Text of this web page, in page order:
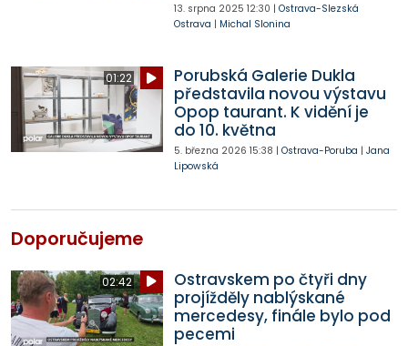
13. srpna 2025 12:30 | Ostrava-Slezská
Ostrava | Michal Slonina
01:22
Porubská Galerie Dukla
představila novou výstavu
Opop taurant. K vidění je
do 10. května
5. března 2026 15:38 | Ostrava-Poruba | Jana
Lipowská
Doporučujeme
02:42
Ostravskem po čtyři dny
projížděly nablýskané
mercedesy, finále bylo pod
pecemi